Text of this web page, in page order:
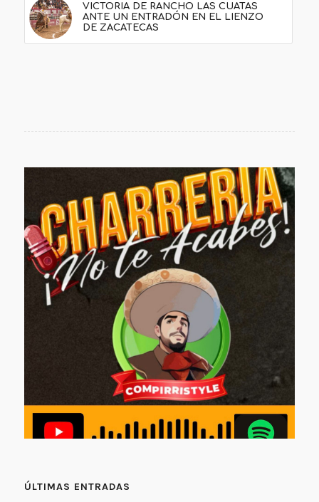
VICTORIA DE RANCHO LAS CUATAS
ANTE UN ENTRADÓN EN EL LIENZO
DE ZACATECAS
ÚLTIMAS ENTRADAS